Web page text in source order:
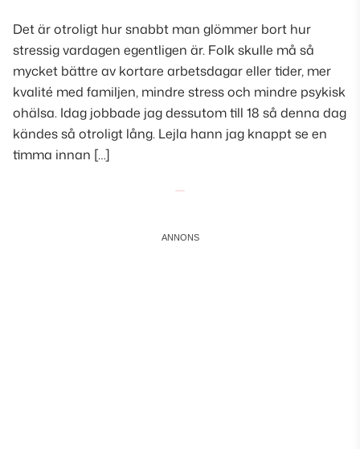
Det är otroligt hur snabbt man glömmer bort hur
stressig vardagen egentligen är. Folk skulle må så
mycket bättre av kortare arbetsdagar eller tider, mer
kvalité med familjen, mindre stress och mindre psykisk
ohälsa. Idag jobbade jag dessutom till 18 så denna dag
kändes så otroligt lång. Lejla hann jag knappt se en
timma innan […]